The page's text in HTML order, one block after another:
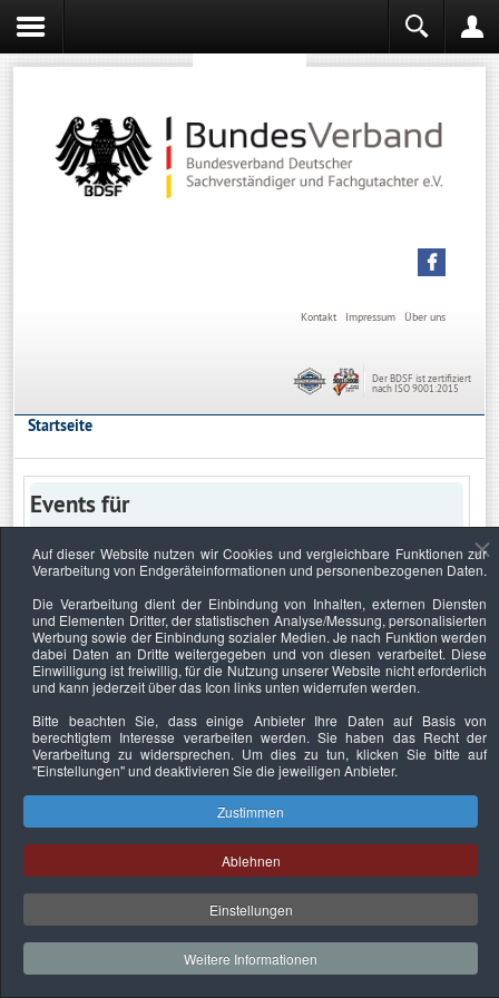
Über uns
Impressum
Kontakt
Der BDSF ist zertifiziert
nach ISO 9001:2015
Startseite
Events für
Keine Termine
Datenschutzerklärung Urheberrechtsnachweise Nachhaltigkeit
Copyright © 2026. Bundesverband Deutscher
Sachverständiger und Fachgutachter e.V..
Auf dieser Website nutzen wir Cookies und vergleichbare Funktionen zur
Verarbeitung von Endgeräteinformationen und personenbezogenen Daten.
Die Verarbeitung dient der Einbindung von Inhalten, externen Diensten
und Elementen Dritter, der statistischen Analyse/Messung, personalisierten
Werbung sowie der Einbindung sozialer Medien. Je nach Funktion werden
dabei Daten an Dritte weitergegeben und von diesen verarbeitet. Diese
Einwilligung ist freiwillig, für die Nutzung unserer Website nicht erforderlich
und kann jederzeit über das Icon links unten widerrufen werden.
Bitte beachten Sie, dass einige Anbieter Ihre Daten auf Basis von
berechtigtem Interesse verarbeiten werden. Sie haben das Recht der
Verarbeitung zu widersprechen. Um dies zu tun, klicken Sie bitte auf
"Einstellungen"und deaktivieren Sie die jeweiligen Anbieter.
Zustimmen
Ablehnen
Einstellungen
Weitere Informationen